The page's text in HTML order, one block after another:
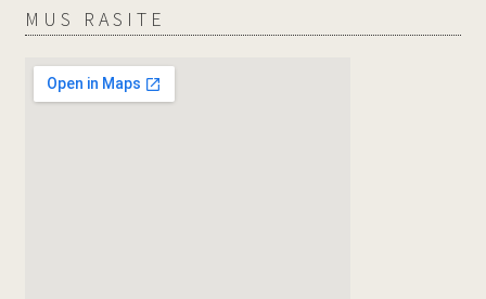
MUS RASITE